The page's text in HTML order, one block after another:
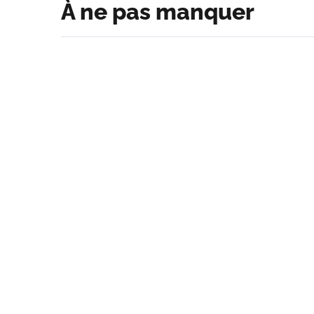
À ne pas manquer